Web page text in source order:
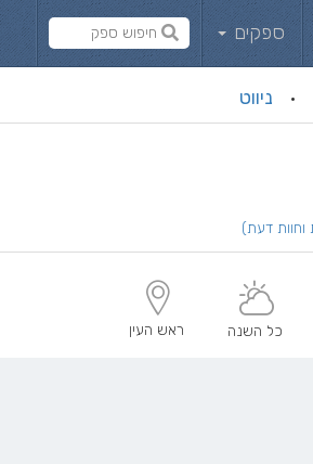
ספקים
· ניווט
כל השנה ראש העין